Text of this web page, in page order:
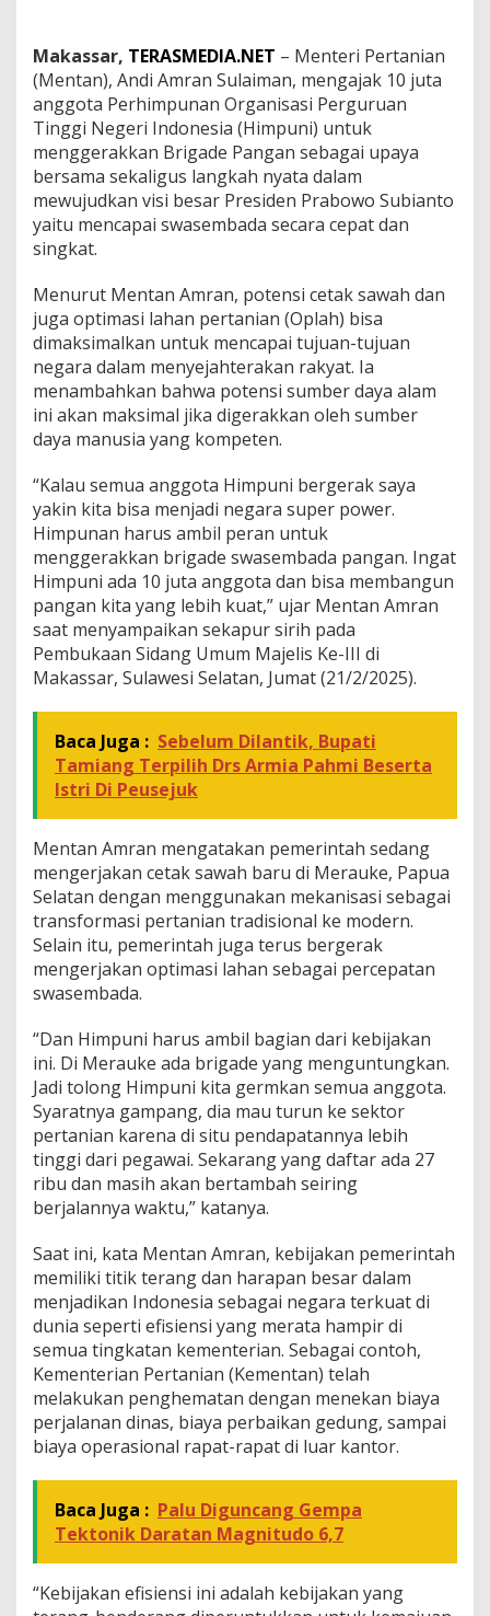
e
r
a
k
k
a
n
B
r
d
e
P
a
n
g
a
n
Makassar, TERASMEDIA.NET – Menteri Pertanian
(Mentan), Andi Amran Sulaiman, mengajak 10 juta
anggota Perhimpunan Organisasi Perguruan
Tinggi Negeri Indonesia (Himpuni) untuk
menggerakkan Brigade Pangan sebagai upaya
bersama sekaligus langkah nyata dalam
mewujudkan visi besar Presiden Prabowo Subianto
yaitu mencapai swasembada secara cepat dan
singkat.
Menurut Mentan Amran, potensi cetak sawah dan
juga optimasi lahan pertanian (Oplah) bisa
dimaksimalkan untuk mencapai tujuan-tujuan
negara dalam menyejahterakan rakyat. Ia
menambahkan bahwa potensi sumber daya alam
ini akan maksimal jika digerakkan oleh sumber
daya manusia yang kompeten.
“Kalau semua anggota Himpuni bergerak saya
yakin kita bisa menjadi negara super power.
Himpunan harus ambil peran untuk
menggerakkan brigade swasembada pangan. Ingat
Himpuni ada 10 juta anggota dan bisa membangun
pangan kita yang lebih kuat,” ujar Mentan Amran
saat menyampaikan sekapur sirih pada
Pembukaan Sidang Umum Majelis Ke-III di
Makassar, Sulawesi Selatan, Jumat (21/2/2025).
Baca Juga : Sebelum Dilantik, Bupati
Tamiang Terpilih Drs Armia Pahmi Beserta
Istri Di Peusejuk
Mentan Amran mengatakan pemerintah sedang
mengerjakan cetak sawah baru di Merauke, Papua
Selatan dengan menggunakan mekanisasi sebagai
transformasi pertanian tradisional ke modern.
Selain itu, pemerintah juga terus bergerak
mengerjakan optimasi lahan sebagai percepatan
swasembada.
“Dan Himpuni harus ambil bagian dari kebijakan
ini. Di Merauke ada brigade yang menguntungkan.
Jadi tolong Himpuni kita germkan semua anggota.
Syaratnya gampang, dia mau turun ke sektor
pertanian karena di situ pendapatannya lebih
tinggi dari pegawai. Sekarang yang daftar ada 27
ribu dan masih akan bertambah seiring
berjalannya waktu,” katanya.
Saat ini, kata Mentan Amran, kebijakan pemerintah
memiliki titik terang dan harapan besar dalam
menjadikan Indonesia sebagai negara terkuat di
dunia seperti efisiensi yang merata hampir di
semua tingkatan kementerian. Sebagai contoh,
Kementerian Pertanian (Kementan) telah
melakukan penghematan dengan menekan biaya
perjalanan dinas, biaya perbaikan gedung, sampai
biaya operasional rapat-rapat di luar kantor.
Baca Juga : Palu Diguncang Gempa
Tektonik Daratan Magnitudo 6,7
“Kebijakan efisiensi ini adalah kebijakan yang